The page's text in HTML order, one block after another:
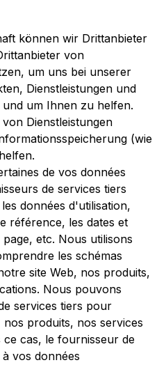
können wir Drittanbieter
von
um uns bei unserer
Dienstleistungen und
um Ihnen zu helfen.
Dienstleistungen
(wie
de vos données
de services tiers
données d'utilisation,
référence, les dates et
etc. Nous utilisons
les schémas
site Web, nos produits,
Nous pouvons
services tiers pour
produits, nos services
ce cas, le fournisseur de
vos données